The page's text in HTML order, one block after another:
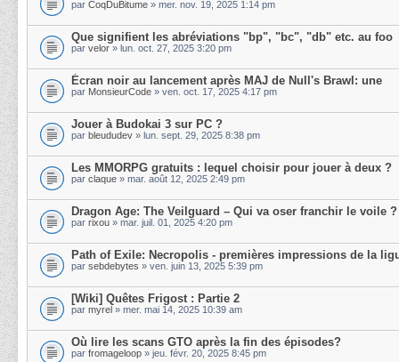
par CoqDuBitume » mer. nov. 19, 2025 1:14 pm
Que signifient les abréviations "bp", "bc", "db" etc. au foo
par velor » lun. oct. 27, 2025 3:20 pm
Écran noir au lancement après MAJ de Null's Brawl: une
par MonsieurCode » ven. oct. 17, 2025 4:17 pm
Jouer à Budokai 3 sur PC ?
par bleududev » lun. sept. 29, 2025 8:38 pm
Les MMORPG gratuits : lequel choisir pour jouer à deux ?
par claque » mar. août 12, 2025 2:49 pm
Dragon Age: The Veilguard – Qui va oser franchir le voile ?
par rixou » mar. juil. 01, 2025 4:20 pm
Path of Exile: Necropolis - premières impressions de la
par sebdebytes » ven. juin 13, 2025 5:39 pm
[Wiki] Quêtes Frigost : Partie 2
par myrel » mer. mai 14, 2025 10:39 am
Où lire les scans GTO après la fin des épisodes?
par fromageloop » jeu. févr. 20, 2025 8:45 pm